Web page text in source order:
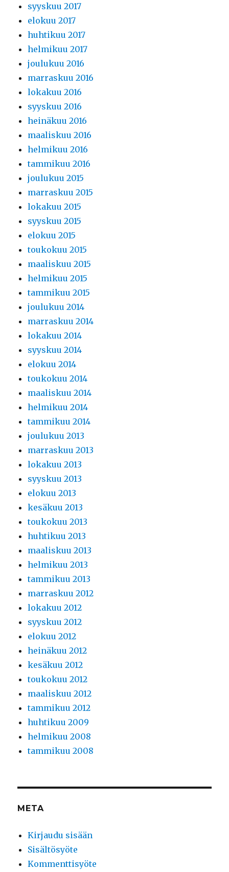
syyskuu 2017
elokuu 2017
huhtikuu 2017
helmikuu 2017
joulukuu 2016
marraskuu 2016
lokakuu 2016
syyskuu 2016
heinäkuu 2016
maaliskuu 2016
helmikuu 2016
tammikuu 2016
joulukuu 2015
marraskuu 2015
lokakuu 2015
syyskuu 2015
elokuu 2015
toukokuu 2015
maaliskuu 2015
helmikuu 2015
tammikuu 2015
joulukuu 2014
marraskuu 2014
lokakuu 2014
syyskuu 2014
elokuu 2014
toukokuu 2014
maaliskuu 2014
helmikuu 2014
tammikuu 2014
joulukuu 2013
marraskuu 2013
lokakuu 2013
syyskuu 2013
elokuu 2013
kesäkuu 2013
toukokuu 2013
huhtikuu 2013
maaliskuu 2013
helmikuu 2013
tammikuu 2013
marraskuu 2012
lokakuu 2012
syyskuu 2012
elokuu 2012
heinäkuu 2012
kesäkuu 2012
toukokuu 2012
maaliskuu 2012
tammikuu 2012
huhtikuu 2009
helmikuu 2008
tammikuu 2008
META
Kirjaudu sisään
Sisältösyöte
Kommenttisyöte